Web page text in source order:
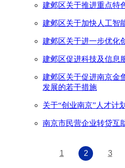
建邺区关于推进重点特
建邺区关于加快人工智
建邺区关于进一步优化
建邺区促进科技及信息
建邺区关于促进南京金
发展的若干措施
关于“创业南京”人才计
南京市民营企业转贷互
1 2 3